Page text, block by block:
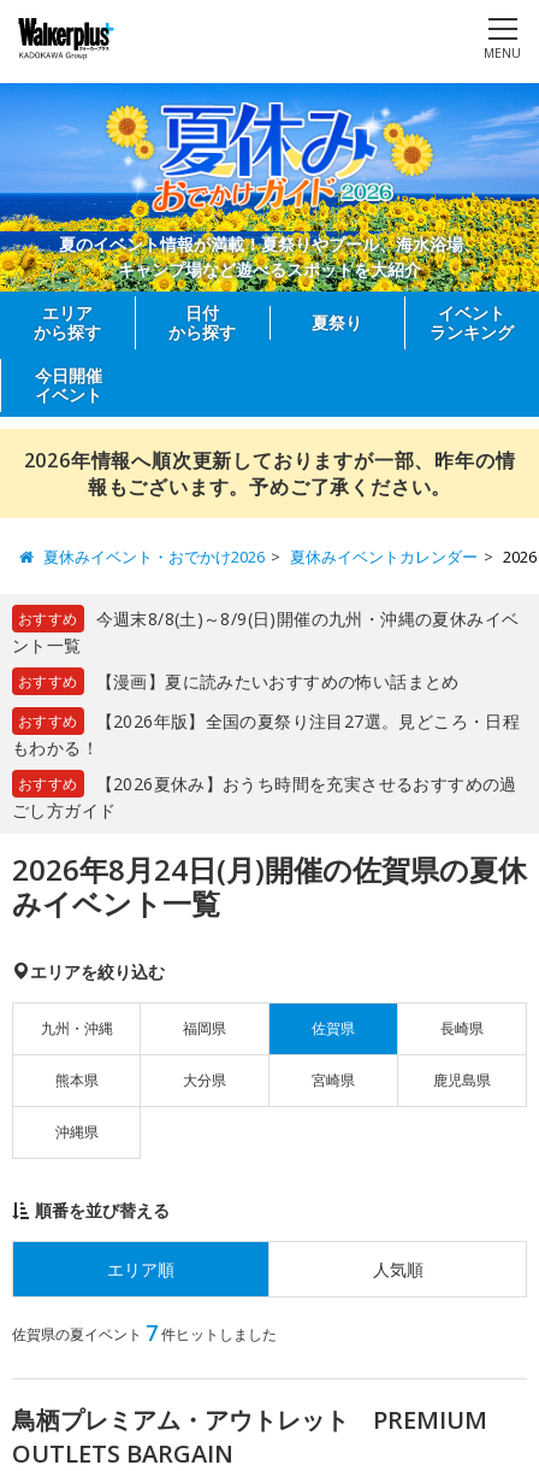
MENU
夏のイベント情報が満載！夏祭りやプール、海水浴場、
キャンプ場など遊べるスポットを大紹介
エリア
から探す
日付
から探す
夏祭り
イベント
ランキング
今日開催
イベント
2026年情報へ順次更新しておりますが一部、昨年の情
報もございます。予めご了承ください。
夏休みイベント・おでかけ2026 夏休みイベントカレンダー
おすすめ
今週末8/8(土)～8/9(日)開催の九州・沖縄の夏休みイベ
ント一覧
おすすめ 【漫画】夏に読みたいおすすめの怖い話まとめ
おすすめ
【2026年版】全国の夏祭り注目27選。見どころ・日程
もわかる！
おすすめ
【2026夏休み】おうち時間を充実させるおすすめの過
ごし方ガイド
2026年8月24日(月)開催の佐賀県の夏休
みイベント一覧
エリアを絞り込む
九州・沖縄 福岡県 佐賀県 長崎県
熊本県 大分県 宮崎県 鹿児島県
沖縄県
順番を並び替える
エリア順 人気順
佐賀県の夏イベント 7件ヒットしました
鳥栖プレミアム・アウトレット PREMIUM
OUTLETS BARGAIN